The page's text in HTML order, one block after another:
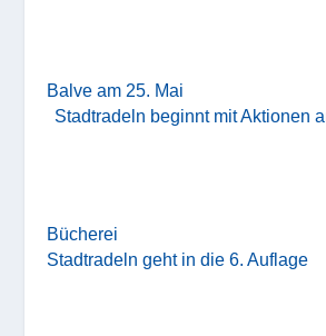
Balve am 25. Mai
Stadtradeln beginnt mit Aktionen
Bücherei
Stadtradeln geht in die 6. Auflage